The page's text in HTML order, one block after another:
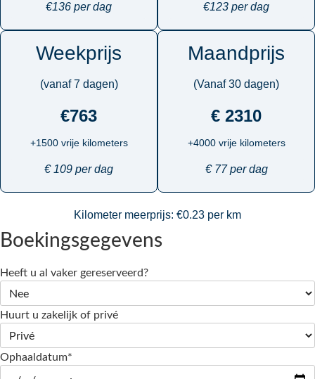
€136 per dag €123 per dag
Weekprijs
(vanaf 7 dagen)
€763
+1500 vrije kilometers
€ 109 per dag
Maandprijs
(Vanaf 30 dagen)
€ 2310
+4000 vrije kilometers
€ 77 per dag
Kilometer meerprijs: €0.23 per km
Boekingsgegevens
Heeft u al vaker gereserveerd?
Huurt u zakelijk of privé
Ophaaldatum*